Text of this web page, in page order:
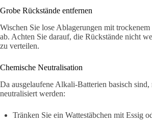
Grobe Rückstände entfernen
Wischen Sie lose Ablagerungen mit
ab. Achten Sie darauf, die Rückstände nicht
zu verteilen.
Chemische Neutralisation
Da ausgelaufene Alkali-Batterien basisch sind,
neutralisiert werden:
Tränken Sie ein Wattestäbchen mit Essig